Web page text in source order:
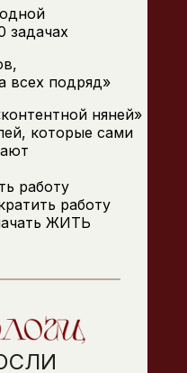
задачах
всех подряд»
няней»
которые сами
работу
работу
ЖИТЬ